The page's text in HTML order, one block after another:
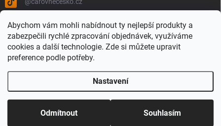
Abychom vám mohli nabídnout ty nejlepší produkty a
zabezpečili rychlé zpracování objednávek, využíváme
cookies a další technologie. Zde si můžete upravit
preference podle potřeby.
Nastavení
Odmítnout Souhlasím
@carovnecesko.cz
Vytvořil Shoptet
Copyright 2026Čarovné Česko - Knihy, Mapy a Mapová móda. Všechna
práva vyhrazena.
Upravit nastavení cookies